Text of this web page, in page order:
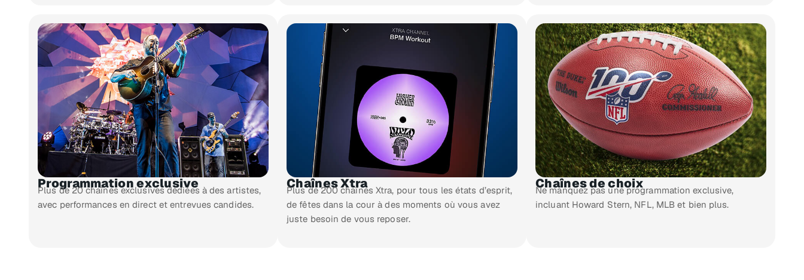
Programmation exclusive
Plus de 20 chaînes exclusives dédiées à des artistes,
avec performances en direct et entrevues candides.
Chaînes Xtra
Plus de 200 chaînes Xtra, pour tous les états d’esprit,
de fêtes dans la cour à des moments où vous avez
juste besoin de vous reposer.
Chaînes de choix
Ne manquez pas une programmation exclusive,
incluant Howard Stern, NFL, MLB et bien plus.